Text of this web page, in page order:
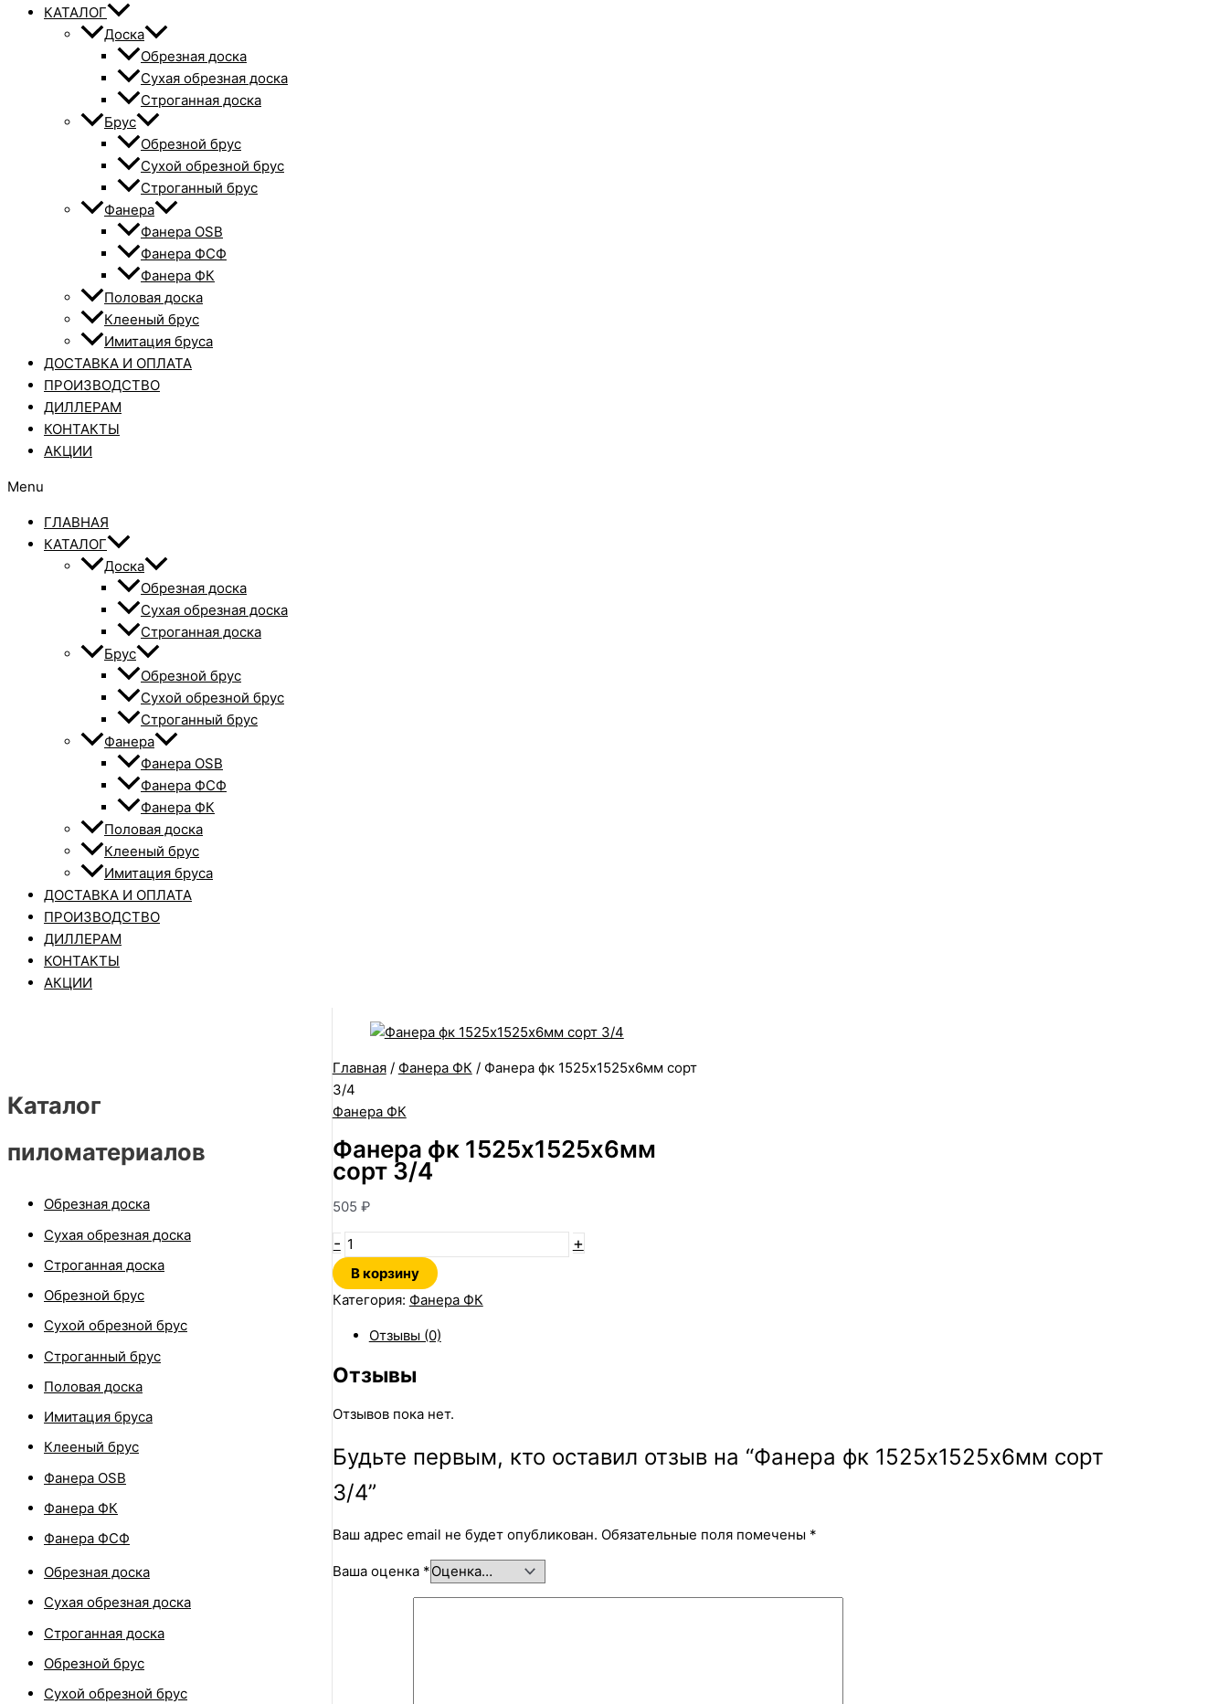
КАТАЛОГ
Доска
Обрезная доска
Сухая обрезная доска
Строганная доска
Брус
Обрезной брус
Сухой обрезной брус
Строганный брус
Фанера
Фанера OSB
Фанера ФСФ
Фанера ФК
Половая доска
Клееный брус
Имитация бруса
ДОСТАВКА И ОПЛАТА
ПРОИЗВОДСТВО
ДИЛЛЕРАМ
КОНТАКТЫ
АКЦИИ
Menu
ГЛАВНАЯ
КАТАЛОГ
Доска
Обрезная доска
Сухая обрезная доска
Строганная доска
Брус
Обрезной брус
Сухой обрезной брус
Строганный брус
Фанера
Фанера OSB
Фанера ФСФ
Фанера ФК
Половая доска
Клееный брус
Имитация бруса
ДОСТАВКА И ОПЛАТА
ПРОИЗВОДСТВО
ДИЛЛЕРАМ
КОНТАКТЫ
АКЦИИ
Каталог
пиломатериалов
Обрезная доска
Сухая обрезная доска
Строганная доска
Обрезной брус
Сухой обрезной брус
Строганный брус
Половая доска
Имитация бруса
Клееный брус
Фанера OSB
Фанера ФК
Фанера ФСФ
Обрезная доска
Сухая обрезная доска
Строганная доска
Обрезной брус
Сухой обрезной брус
Главная/ Фанера ФК / Фанера фк 1525х1525х6мм сорт
3/4
Фанера ФК
Фанера фк 1525х1525х6мм
сорт 3/4
505 ₽
- +
В корзину
Категория: Фанера ФК
Отзывы (0)
Отзывы
Отзывов пока нет.
Будьте первым, кто оставил отзыв на “Фанера фк 1525х1525х6мм сорт
3/4”
Ваш адрес email не будет опубликован. Обязательные поля помечены *
Ваша оценка *